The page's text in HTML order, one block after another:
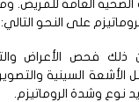
العامة للمريض.
على النحو التالي:
فحص الأعراض
السينية والتصوير
وشدة الروماتيزم.